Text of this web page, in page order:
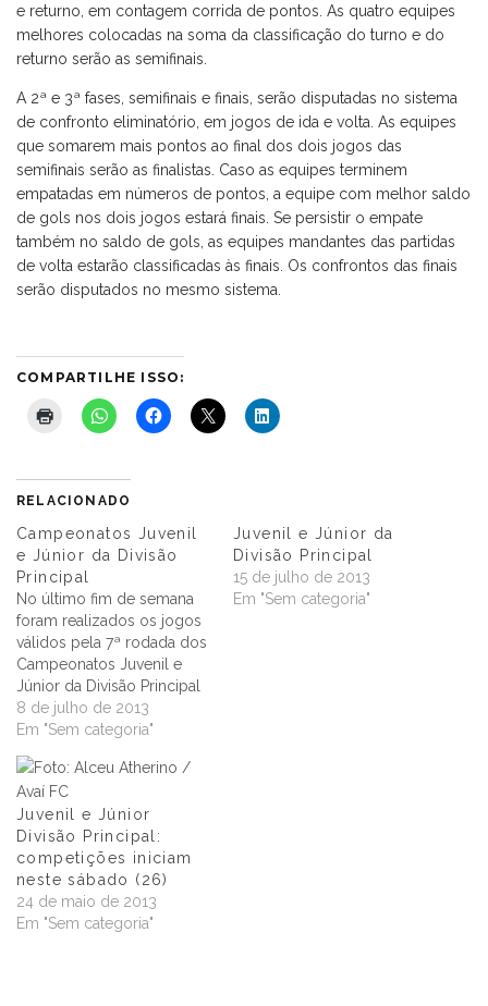
e returno, em contagem corrida de pontos. As quatro equipes
melhores colocadas na soma da classificação do turno e do
returno serão as semifinais.
A 2ª e 3ª fases, semifinais e finais, serão disputadas no sistema
de confronto eliminatório, em jogos de ida e volta. As equipes
que somarem mais pontos ao final dos dois jogos das
semifinais serão as finalistas. Caso as equipes terminem
empatadas em números de pontos, a equipe com melhor saldo
de gols nos dois jogos estará finais. Se persistir o empate
também no saldo de gols, as equipes mandantes das partidas
de volta estarão classificadas às finais. Os confrontos das finais
serão disputados no mesmo sistema.
COMPARTILHE ISSO:
RELACIONADO
Campeonatos Juvenil
e Júnior da Divisão
Principal
No último fim de semana
foram realizados os jogos
válidos pela 7ª rodada dos
Campeonatos Juvenil e
Júnior da Divisão Principal
2013. Na categoria Juvenil,
que reúne atletas até 17
Figueirense com 15 pontos.
O líder não entrou em
campo ainda pela 7ª
rodada, já que…
8 de julho de 2013
Em "Sem categoria"
Juvenil e Júnior da
Divisão Principal
15 de julho de 2013
Em "Sem categoria"
Juvenil e Júnior
Divisão Principal:
competições iniciam
neste sábado (26)
24 de maio de 2013
Em "Sem categoria"